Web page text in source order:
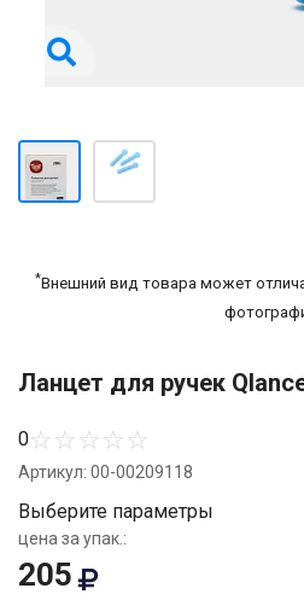
*Внешний вид товара может
Ланцет для ручек
0☆☆☆☆☆
Артикул: 00-00209118
Выберите параметры
цена за упак.:
205